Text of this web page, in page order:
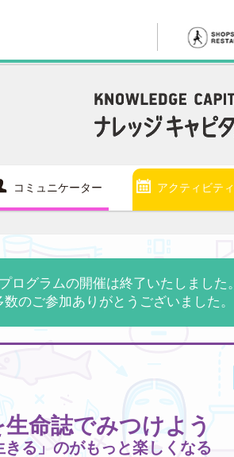
コミュニケーター アクティビティ
ログラムの開催は終了いたしました。
数のご参加ありがとうございました。
命誌でみつけよう
きる」のがもっと楽しくなる